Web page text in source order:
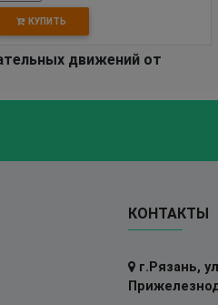
КУПИТЬ
движений от
КОНТАКТЫ
г.Рязань,